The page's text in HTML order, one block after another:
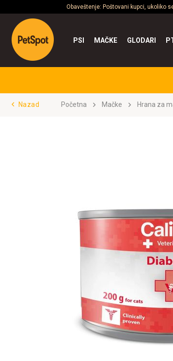
Obaveštenje: Poštovani kupci, ukoliko
PSI MAČKE GLODARI
Nazad Početna Mačke Hrana za